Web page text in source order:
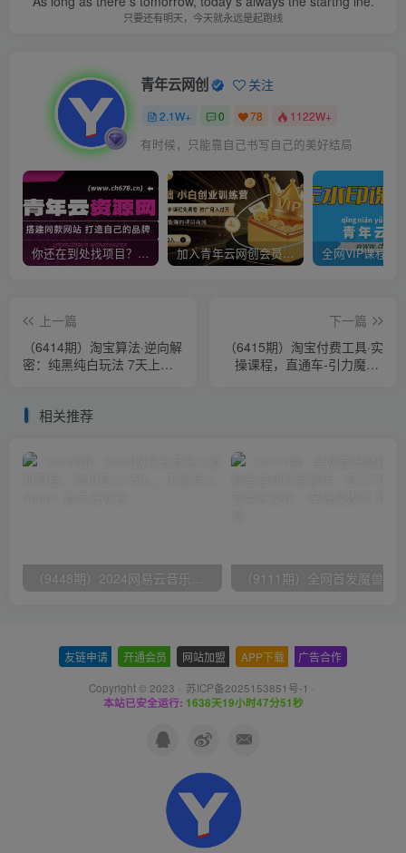
只要还有明天，今天就永远是起跑线
青年云网创 关注
2.1W+ 0 78 1122W+
有时候，只能靠自己书写自己的美好结局
你还在到处找项目？还在当韭菜？我靠卖项目一个月收入5万+，曾经我也是个失败者。 加入青年云网创会员，全站资源免费学习。加入高级合伙人，推广日入1000+
上一篇
（6414期）淘宝算法·逆向解
密：纯黑纯白玩法 7天上首
下一篇
（6415期）淘宝付费工具·实
操课程，直通车-引力魔方-
相关推荐
友链申请 开通会员 网站加盟 APP下载 广告合作
Copyright © 2023 · 苏ICP备2025153851号-1 ·
本站已安全运行: 1638天19小时47分51秒